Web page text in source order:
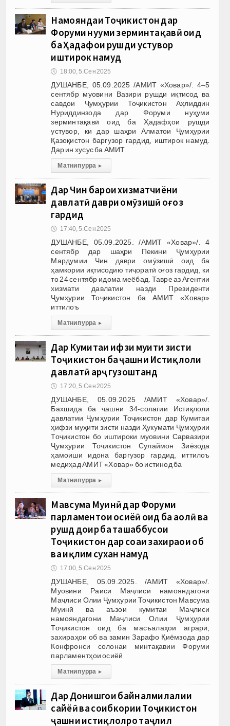
Намояндаи Тоҷикистон дар
Форуми нуҳуми зерминтақавӣ оид
ба Ҳадафҳои рушди устувор
иштирок намуд
🕔 18:00, 5.Сен 2025
ДУШАНБЕ, 05.09.2025 /АМИТ «Ховар»/. 4–5
сентябр муовини Вазири рушди иқтисод ва
савдои Ҷумҳурии Тоҷикистон Аҳлиддин
Нуриддинзода дар Форуми нуҳуми
зерминтақавӣ оид ба Ҳадафҳои рушди
устувор, ки дар шаҳри Алматои Ҷумҳурии
Қазоқистон баргузор гардид, иштирок намуд.
Дар ин хусус ба АМИТ
Матни пурра ▸
Дар Чин барои хизматчиёни
давлатӣ даври омӯзишӣ оғоз
гардид
🕔 17:40, 5.Сен 2025
ДУШАНБЕ, 05.09.2025. /АМИТ «Ховар»/. 4
сентябр дар шаҳри Пекини Ҷумҳурии
Мардумии Чин даври омӯзишӣ оид ба
ҳамкории иқтисодию тиҷоратӣ оғоз гардид, ки
то 24 сентябр идома меёбад. Тавре аз Агентии
хизмати давлатии назди Президенти
Ҷумҳурии Тоҷикистон ба АМИТ «Ховар»
иттилоъ
Матни пурра ▸
Дар Кумитаи ҳифзи муҳити зисти
Тоҷикистон ба ҷашни Истиқлоли
давлатӣ арҷ гузоштанд
🕔 17:20, 5.Сен 2025
ДУШАНБЕ, 05.09.2025 /АМИТ «Ховар»/.
Бахшида ба ҷашни 34-солагии Истиқлоли
давлатии Ҷумҳурии Тоҷикистон дар Кумитаи
ҳифзи муҳити зисти назди Ҳукумати Ҷумҳурии
Тоҷикистон бо иштироки муовини Сарвазири
Ҷумҳурии Тоҷикистон Сулаймон Зиёзода
ҳамоиши идона баргузор гардид, иттилоъ
медиҳад АМИТ «Ховар» бо истинод ба
Матни пурра ▸
Мавсума Муинӣ дар Форуми
парламентҳои осиёӣ оид ба аҳолӣ ва
рушд доир ба ташаббусҳои
Тоҷикистон дар соҳаи захираҳои об
ва иқлим сухан намуд
🕔 17:00, 5.Сен 2025
ДУШАНБЕ, 05.09.2025. /АМИТ «Ховар»/.
Муовини Раиси Маҷлиси намояндагони
Маҷлиси Олии Ҷумҳурии Тоҷикистон Мавсума
Муинӣ ва аъзои кумитаи Маҷлиси
намояндагони Маҷлиси Олии Ҷумҳурии
Тоҷикистон оид ба масъалаҳои аграрӣ,
захираҳои об ва замин Зарафо Қиёмзода дар
Конфронси солонаи минтақавии Форуми
парламентҳои осиёӣ
Матни пурра ▸
Дар Донишгоҳи байналмилалии
сайёҳӣ ва соҳибкории Тоҷикистон
ҷашни истиқлолро таҷлил